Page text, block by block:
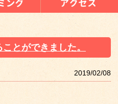
とができました。
2019/02/08